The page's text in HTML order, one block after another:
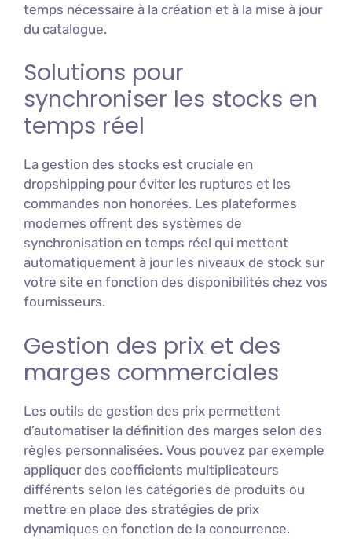
temps nécessaire à la création et à la mise à jour
du catalogue.
Solutions pour
synchroniser les stocks en
temps réel
La gestion des stocks est cruciale en
dropshipping pour éviter les ruptures et les
commandes non honorées. Les plateformes
modernes offrent des systèmes de
synchronisation en temps réel qui mettent
automatiquement à jour les niveaux de stock sur
votre site en fonction des disponibilités chez vos
fournisseurs.
Gestion des prix et des
marges commerciales
Les outils de gestion des prix permettent
d’automatiser la définition des marges selon des
règles personnalisées. Vous pouvez par exemple
appliquer des coefficients multiplicateurs
différents selon les catégories de produits ou
mettre en place des stratégies de prix
dynamiques en fonction de la concurrence.